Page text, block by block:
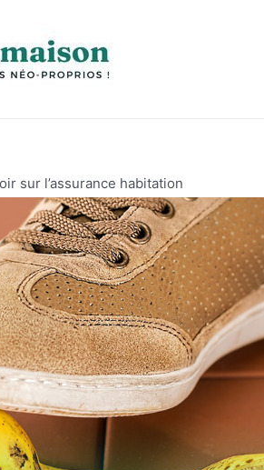
sur l’assurance habitation